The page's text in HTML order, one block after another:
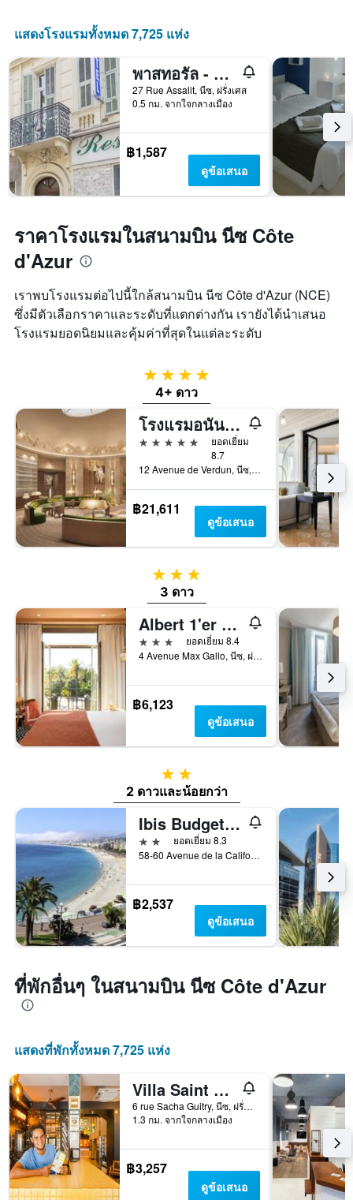
แสดงโรงแรมทั้งหมด 7,725 แห่ง
พาสทอรัล - โฮสเทล
27 Rue Assalit, นีซ, ฝรั่งเศส
0.5 กม. จากใจกลางเมือง
฿1,587
ดูข้อเสนอ
ราคาโรงแรมในสนามบิน นีซ Côte
d'Azur
เราพบโรงแรมต่อไปนี้ใกล้สนามบิน นีซ Côte d'Azur (NCE)
ซึ่งมีตัวเลือกราคาและระดับที่แตกต่างกัน เรายังได้นำเสนอ
โรงแรมยอดนิยมและคุ้มค่าที่สุดในแต่ละระดับ
4 ดาว
4+ ดาว
โรงแรมอนันตาราพลาซ่านิส - โรงแรมชั้นนำของโลก
5 ดาว
ยอดเยี่ยม
8.7
12 Avenue de Verdun, นีซ, ฝรั่งเศส
฿21,611
ดูข้อเสนอ
3 ดาว
3 ดาว
Albert 1'er Hotel Nice, France
3 ดาว
ยอดเยี่ยม 8.4
4 Avenue Max Gallo, นีซ, ฝรั่งเศส
฿6,123
ดูข้อเสนอ
2 ดาว
2 ดาวและน้อยกว่า
Ibis Budget Nice Californie Lenval
2 ดาว
ยอดเยี่ยม 8.3
58-60 Avenue de la Californie, นีซ, ฝรั่งเศส
฿2,537
ดูข้อเสนอ
ที่พักอื่นๆ ในสนามบิน นีซ Côte d'Azur
แสดงที่พักทั้งหมด 7,725 แห่ง
Villa Saint Exupery Beach Hostel
6 rue Sacha Guitry, นีซ, ฝรั่งเศส
1.3 กม. จากใจกลางเมือง
฿3,257
ดูข้อเสนอ